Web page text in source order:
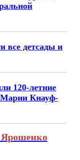
все детсады и
120-летние
Марии Кнауф-
Ярошенко